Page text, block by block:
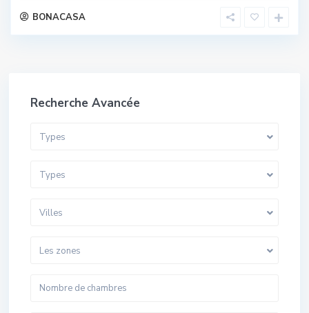
BONACASA
Recherche Avancée
Types
Types
Villes
Les zones